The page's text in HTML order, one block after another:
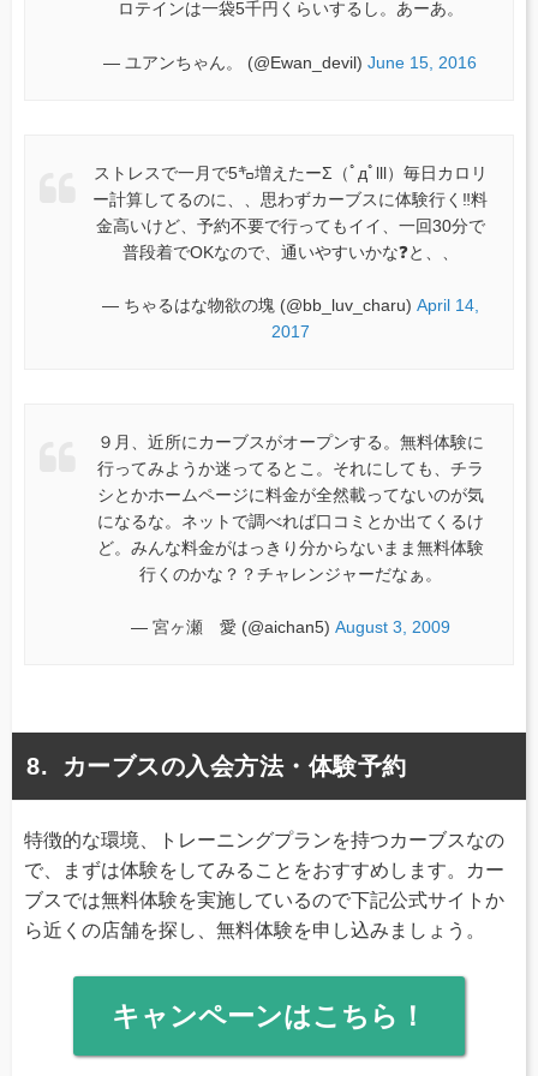
ロテインは一袋5千円くらいするし。あーあ。
— ユアンちゃん。 (@Ewan_devil) June 15, 2016
ストレスで一月で5㌔増えたーΣ（ﾟдﾟlll）毎日カロリ
ー計算してるのに、、思わずカーブスに体験行く‼️料
金高いけど、予約不要で行ってもイイ、一回30分で
普段着でOKなので、通いやすいかな❓と、、
— ちゃるはな物欲の塊 (@bb_luv_charu) April 14,
2017
９月、近所にカーブスがオープンする。無料体験に
行ってみようか迷ってるとこ。それにしても、チラ
シとかホームページに料金が全然載ってないのが気
になるな。ネットで調べれば口コミとか出てくるけ
ど。みんな料金がはっきり分からないまま無料体験
行くのかな？？チャレンジャーだなぁ。
— 宮ヶ瀬 愛 (@aichan5) August 3, 2009
カーブスの入会方法・体験予約
特徴的な環境、トレーニングプランを持つカーブスなの
で、まずは体験をしてみることをおすすめします。カー
ブスでは無料体験を実施しているので下記公式サイトか
ら近くの店舗を探し、無料体験を申し込みましょう。
キャンペーンはこちら！